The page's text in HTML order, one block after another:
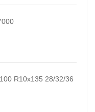
R10x135 28/32/36